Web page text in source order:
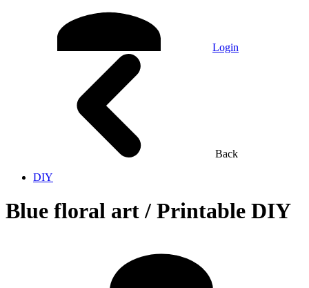
Login
Back
DIY
Blue floral art / Printable DIY